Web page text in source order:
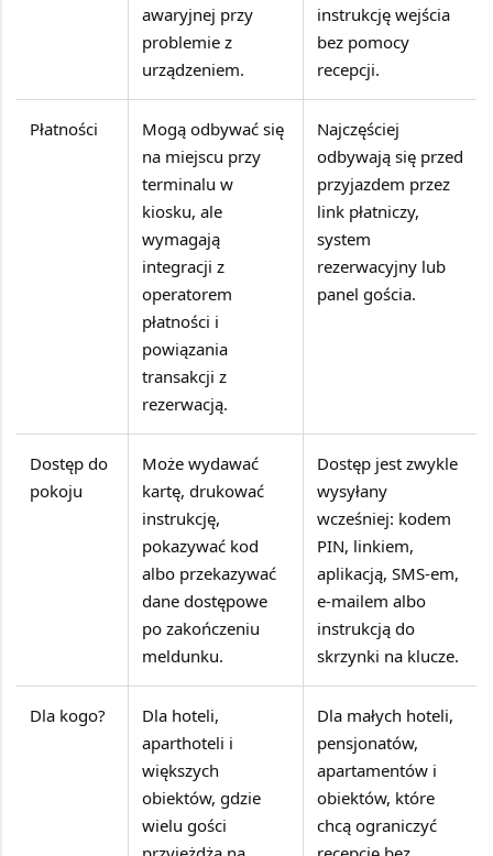
awaryjnej przy
problemie z
urządzeniem.
instrukcję wejścia
bez pomocy
recepcji.
Płatności
Mogą odbywać się
na miejscu przy
terminalu w
kiosku, ale
wymagają
integracji z
operatorem
płatności i
powiązania
transakcji z
rezerwacją.
Najczęściej
odbywają się przed
przyjazdem przez
link płatniczy,
system
rezerwacyjny lub
panel gościa.
Dostęp do
pokoju
Może wydawać
kartę, drukować
instrukcję,
pokazywać kod
albo przekazywać
dane dostępowe
po zakończeniu
meldunku.
Dostęp jest zwykle
wysyłany
wcześniej: kodem
PIN, linkiem,
aplikacją, SMS-em,
e-mailem albo
instrukcją do
skrzynki na klucze.
Dla kogo?
Dla hoteli,
aparthoteli i
większych
obiektów, gdzie
wielu gości
Dla małych hoteli,
pensjonatów,
apartamentów i
obiektów, które
chcą ograniczyć